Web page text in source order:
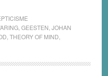
, GEESTEN JOHAN
THEORY OF MIND